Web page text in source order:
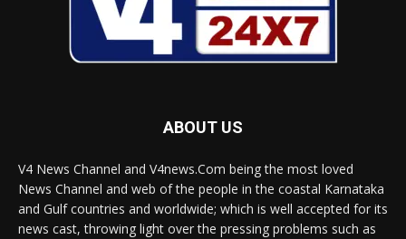
ABOUT US
V4 News Channel and V4news.Com being the most loved
News Channel and web of the people in the coastal Karnataka
and Gulf countries and worldwide; which is well accepted for its
news cast, throwing light over the pressing problems such as